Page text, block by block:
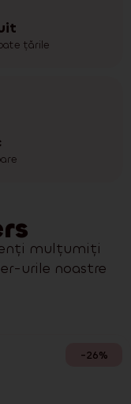
țările
mulțumiți
urile noastre
-26%